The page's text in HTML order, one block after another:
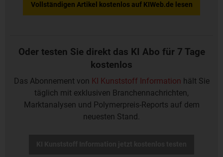
Vollständigen Artikel kostenlos auf KIWeb.de lesen
Oder testen Sie direkt das KI Abo für 7 Tage
kostenlos
Das Abonnement von KI Kunststoff Information hält Sie
täglich mit exklusiven Branchennachrichten,
Marktanalysen und Polymerpreis-Reports auf dem
neuesten Stand.